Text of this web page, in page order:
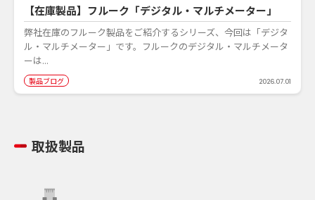
【在庫製品】フルーク「デジタル・マルチメーター」
弊社在庫のフルーク製品をご紹介するシリーズ、今回は「デジタ
ル・マルチメーター」です。フルークのデジタル・マルチメータ
ーは...
製品ブログ 2026.07.01
取扱製品